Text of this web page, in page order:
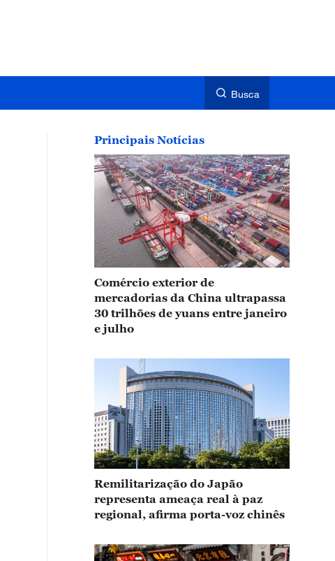
Busca
Principais Notícias
Comércio exterior de
mercadorias da China ultrapassa
30 trilhões de yuans entre janeiro
e julho
Remilitarização do Japão
representa ameaça real à paz
regional, afirma porta-voz chinês